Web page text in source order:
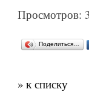
Просмотров:
Поделиться…
» к списку